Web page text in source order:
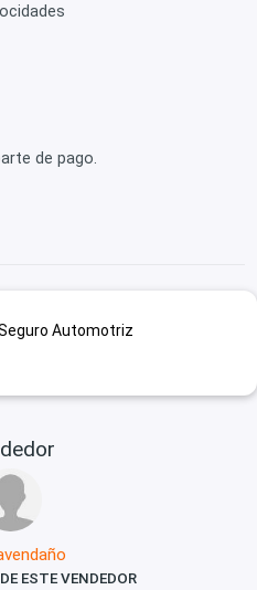
de pago.
Automotriz
ESTE VENDEDOR